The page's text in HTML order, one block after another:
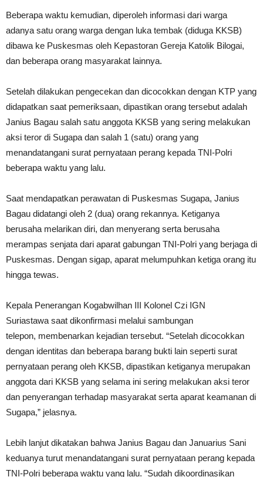
Beberapa waktu kemudian, diperoleh informasi dari warga
adanya satu orang warga dengan luka tembak (diduga KKSB)
dibawa ke Puskesmas oleh Kepastoran Gereja Katolik Bilogai,
dan beberapa orang masyarakat lainnya.
Setelah dilakukan pengecekan dan dicocokkan dengan KTP yang
didapatkan saat pemeriksaan, dipastikan orang tersebut adalah
Janius Bagau salah satu anggota KKSB yang sering melakukan
aksi teror di Sugapa dan salah 1 (satu) orang yang
menandatangani surat pernyataan perang kepada TNI-Polri
beberapa waktu yang lalu.
Saat mendapatkan perawatan di Puskesmas Sugapa, Janius
Bagau didatangi oleh 2 (dua) orang rekannya. Ketiganya
berusaha melarikan diri, dan menyerang serta berusaha
merampas senjata dari aparat gabungan TNI-Polri yang berjaga di
Puskesmas. Dengan sigap, aparat melumpuhkan ketiga orang itu
hingga tewas.
Kepala Penerangan Kogabwilhan III Kolonel Czi IGN
Suriastawa saat dikonfirmasi melalui sambungan
telepon, membenarkan kejadian tersebut. “Setelah dicocokkan
dengan identitas dan beberapa barang bukti lain seperti surat
pernyataan perang oleh KKSB, dipastikan ketiganya merupakan
anggota dari KKSB yang selama ini sering melakukan aksi teror
dan penyerangan terhadap masyarakat serta aparat keamanan di
Sugapa,” jelasnya.
Lebih lanjut dikatakan bahwa Janius Bagau dan Januarius Sani
keduanya turut menandatangani surat pernyataan perang kepada
TNI-Polri beberapa waktu yang lalu. “Sudah dikoordinasikan